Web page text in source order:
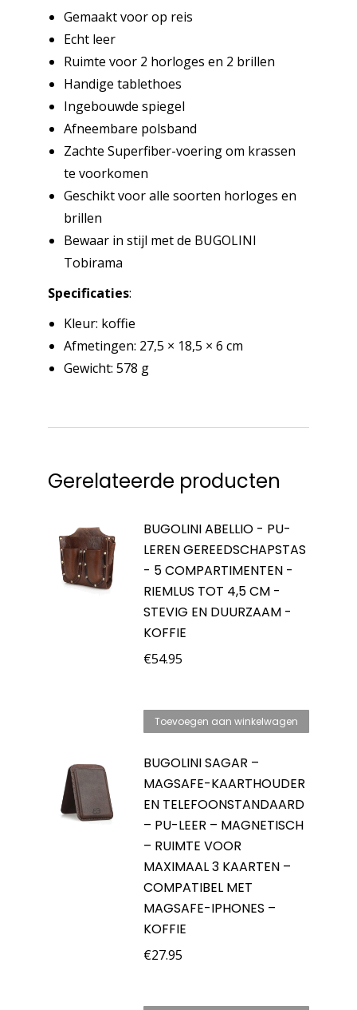
Gemaakt voor op reis
Echt leer
Ruimte voor 2 horloges en 2 brillen
Handige tablethoes
Ingebouwde spiegel
Afneembare polsband
Zachte Superfiber-voering om krassen
te voorkomen
Geschikt voor alle soorten horloges en
brillen
Bewaar in stijl met de BUGOLINI
Tobirama
Specificaties:
Kleur: koffie
Afmetingen: 27,5 × 18,5 × 6 cm
Gewicht: 578 g
Gerelateerde producten
BUGOLINI ABELLIO - PU-
LEREN GEREEDSCHAPSTAS
- 5 COMPARTIMENTEN -
RIEMLUS TOT 4,5 CM -
STEVIG EN DUURZAAM -
KOFFIE
€54.95
Toevoegen aan winkelwagen
BUGOLINI SAGAR –
MAGSAFE-KAARTHOUDER
EN TELEFOONSTANDAARD
– PU-LEER – MAGNETISCH
– RUIMTE VOOR
MAXIMAAL 3 KAARTEN –
COMPATIBEL MET
MAGSAFE-IPHONES –
KOFFIE
€27.95